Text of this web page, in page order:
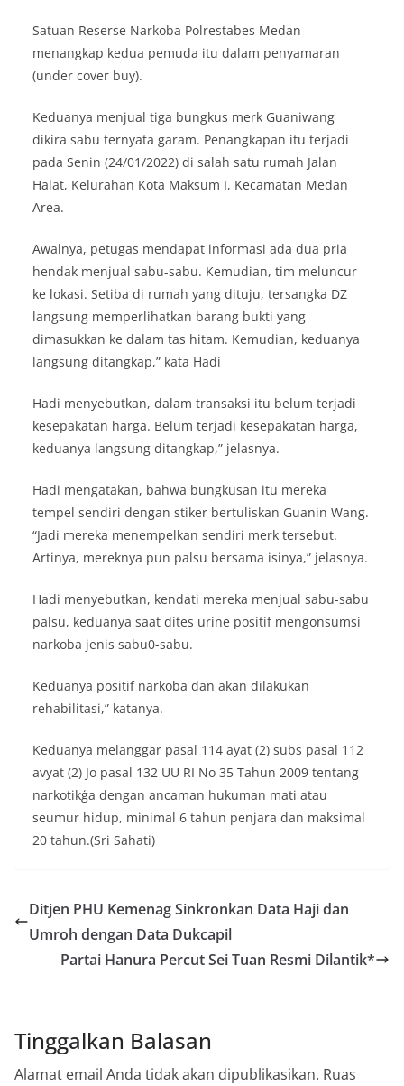
implementasi program Polri Presisi yang
mengedepankan kehadiran dan kedekatan
personel Kepolisian dengan masyarakat. Melalui
kegiatan semacam ini, Bhabinkamtibmas tidak
dan imbauan, tetapi juga sebagai mitra
masyarakat dalam menjaga keamanan lingkungan
secara bersama-sama.‎‎Kehadiran
Bhabinkamtibmas di tengah-tengah warga
diharapkan dapat semakin mempererat
kolektif warga akan pentingnya menjaga
keamanan, ketertiban, dan kekompakan
lingkungan, khususnya dalam menyambut
momentum bersejarah HUT Kemerdekaan
Republik Indonesia.‎Kegiatan sambang ini
rencananya akan terus dilaksanakan secara rutin
oleh Bhabinkamtibmas di wilayah Kelurahan
Sunggal sebagai bagian dari upaya menciptakan
sekaligus menumbuhkan semangat nasionalisme
warga dalam menyambut Hari Kemerdekaan RI.
Bhabinkamtibmas Polsek Medan Sunggal
Sambangi Warga Kelurahan Sunggal, Ingatkan
Kemerdekaan RI‎‎Medan, 5 Agustus 2026 — Dalam
rangka menyambut Hari Ulang Tahun
Kemerdekaan Republik Indonesia yang ke-81,
Bhabinkamtibmas Kelurahan Sunggal, Aiptu
Muliyadi Suraukur, melaksanakan kegiatan
warga di wilayah Kelurahan Sunggal, Kecamatan
Medan Sunggal, pada Rabu (05/08/2026).‎‎Kegiatan
tersebut berlangsung sejak pukul 09.00 WIB
beberapa lingkungan yang ada di kelurahan
tersebut.‎Sambang Langsung ke Rumah
Warga‎Dalam kegiatan ini, Aiptu Muliyadi
rumah ke rumah untuk menjalin silaturahmi
sekaligus menyampaikan pesan-pesan
kamtibmas. Kehadiran petugas disambut baik
oleh warga, yang sebagian besar tengah bersiap
menyambut momentum HUT Kemerdekaan RI
dengan berbagai persiapan di lingkungan
lingkungan tempat tinggal, serta membuka ruang
komunikasi dua arah agar warga dapat
menyampaikan keluhan maupun informasi terkait
situasi kamtibmas di sekitar mereka.‎‎‎Salah satu
bukan setengah tiang, sebagai bentuk
menjelang perayaan HUT Kemerdekaan RI.
Satuan Reserse Narkoba Polrestabes Medan
menangkap kedua pemuda itu dalam penyamaran
(under cover buy).
Keduanya menjual tiga bungkus merk Guaniwang
dikira sabu ternyata garam. Penangkapan itu terjadi
pada Senin (24/01/2022) di salah satu rumah Jalan
Halat, Kelurahan Kota Maksum I, Kecamatan Medan
Area.
Awalnya, petugas mendapat informasi ada dua pria
hendak menjual sabu-sabu. Kemudian, tim meluncur
ke lokasi. Setiba di rumah yang dituju, tersangka DZ
langsung memperlihatkan barang bukti yang
dimasukkan ke dalam tas hitam. Kemudian, keduanya
langsung ditangkap,” kata Hadi
Hadi menyebutkan, dalam transaksi itu belum terjadi
kesepakatan harga. Belum terjadi kesepakatan harga,
keduanya langsung ditangkap,” jelasnya.
Hadi mengatakan, bahwa bungkusan itu mereka
tempel sendiri dengan stiker bertuliskan Guanin Wang.
“Jadi mereka menempelkan sendiri merk tersebut.
Artinya, mereknya pun palsu bersama isinya,” jelasnya.
Hadi menyebutkan, kendati mereka menjual sabu-sabu
palsu, keduanya saat dites urine positif mengonsumsi
narkoba jenis sabu0-sabu.
Keduanya positif narkoba dan akan dilakukan
rehabilitasi,” katanya.
Keduanya melanggar pasal 114 ayat (2) subs pasal 112
avyat (2) Jo pasal 132 UU RI No 35 Tahun 2009 tentang
narkotikģa dengan ancaman hukuman mati atau
seumur hidup, minimal 6 tahun penjara dan maksimal
20 tahun.(Sri Sahati)
Ditjen PHU Kemenag Sinkronkan Data Haji dan
Umroh dengan Data Dukcapil
Partai Hanura Percut Sei Tuan Resmi Dilantik*
Tinggalkan Balasan
Alamat email Anda tidak akan dipublikasikan. Ruas